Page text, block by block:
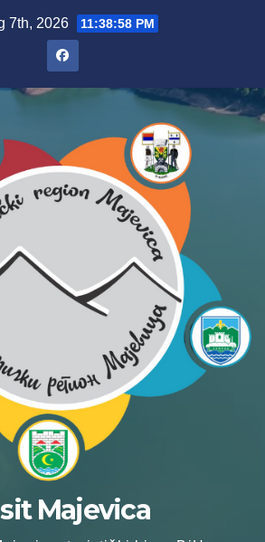
7th, 2026 11:38:59 PM
Majevica